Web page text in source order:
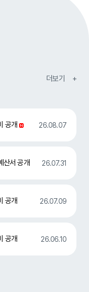
공개 26.08.07
산서 공개 26.07.31
공개 26.07.09
공개 26.06.10